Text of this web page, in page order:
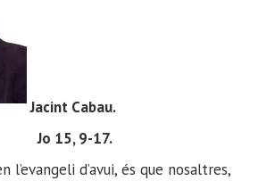
Jacint Cabau.
Jo 15, 9-17.
l’evangeli d’avui, és que nosaltres,